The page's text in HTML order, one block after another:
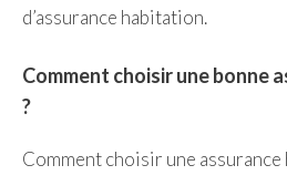
d’assurance habitation.
Comment choisir une bonne
?
Comment choisir une assurance